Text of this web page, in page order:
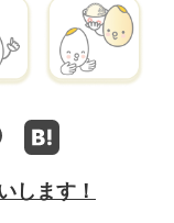
します！